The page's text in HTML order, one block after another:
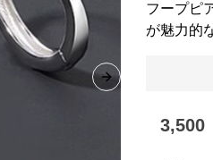
Next slide
フープピ
が魅力的
3,500